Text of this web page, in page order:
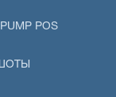
POS